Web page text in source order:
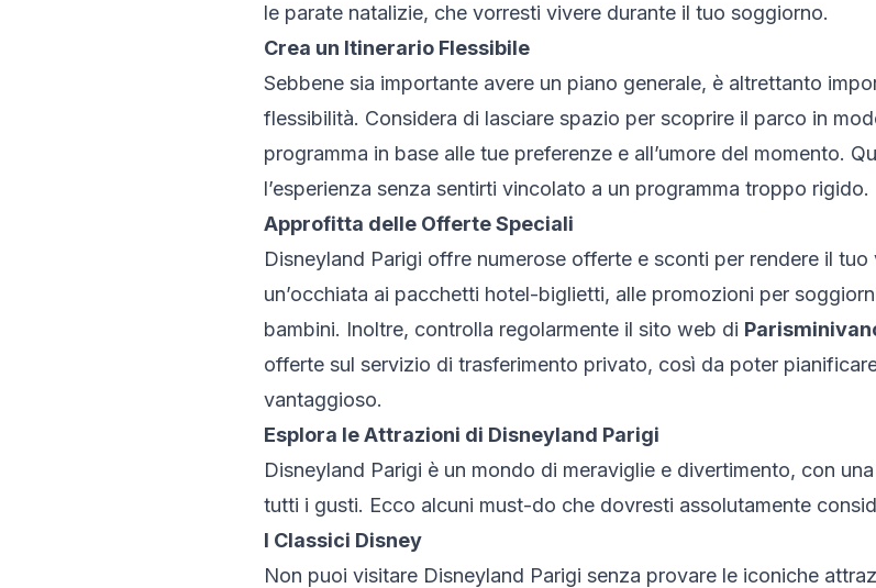
le parate natalizie, che vorresti vivere durante il tuo soggiorno.
Crea un Itinerario Flessibile
Sebbene sia importante avere un piano generale, è altrettanto
flessibilità. Considera di lasciare spazio per scoprire il parco in
programma in base alle tue preferenze e all’umore del momento.
l’esperienza senza sentirti vincolato a un programma troppo rigido.
Approfitta delle Offerte Speciali
Disneyland Parigi offre numerose offerte e sconti per rendere il
un’occhiata ai pacchetti hotel-biglietti, alle promozioni per
bambini. Inoltre, controlla regolarmente il sito web di
offerte sul servizio di trasferimento privato, così da poter
vantaggioso.
Esplora le Attrazioni di Disneyland Parigi
Disneyland Parigi è un mondo di meraviglie e divertimento, con
tutti i gusti. Ecco alcuni must-do che dovresti assolutamente
I Classici Disney
Non puoi visitare Disneyland Parigi senza provare le iconiche